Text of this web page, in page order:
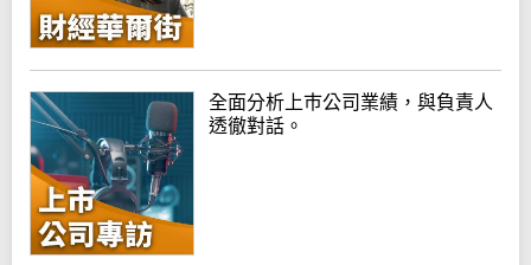
全面分析上巿公司業績，與負責人
透徹對話。